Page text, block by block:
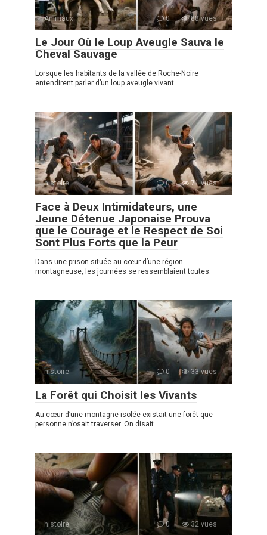
Animaux 0 88 vues
Le Jour Où le Loup Aveugle Sauva le
Cheval Sauvage
Lorsque les habitants de la vallée de Roche-Noire
entendirent parler d’un loup aveugle vivant
histoire 0 71 vues
Face à Deux Intimidateurs, une
Jeune Détenue Japonaise Prouva
que le Courage et le Respect de Soi
Sont Plus Forts que la Peur
Dans une prison située au cœur d’une région
montagneuse, les journées se ressemblaient toutes.
histoire 0 33 vues
La Forêt qui Choisit les Vivants
Au cœur d’une montagne isolée existait une forêt que
personne n’osait traverser. On disait
histoire 0 32 vues